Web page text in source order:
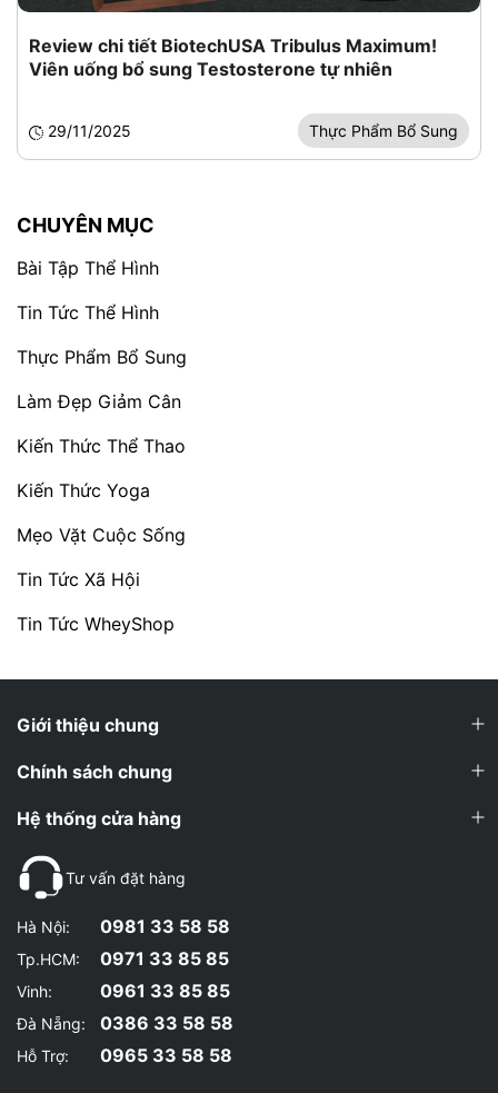
Review chi tiết BiotechUSA Tribulus Maximum!
Viên uống bổ sung Testosterone tự nhiên
29/11/2025 Thực Phẩm Bổ Sung
CHUYÊN MỤC
Bài Tập Thể Hình
Tin Tức Thể Hình
Thực Phẩm Bổ Sung
Làm Đẹp Giảm Cân
Kiến Thức Thể Thao
Kiến Thức Yoga
Mẹo Vặt Cuộc Sống
Tin Tức Xã Hội
Tin Tức WheyShop
Giới thiệu chung
Chính sách chung
Hệ thống cửa hàng
Tư vấn đặt hàng
Hà Nội: 0981 33 58 58
Tp.HCM: 0971 33 85 85
Vinh: 0961 33 85 85
Đà Nẵng: 0386 33 58 58
Hỗ Trợ: 0965 33 58 58